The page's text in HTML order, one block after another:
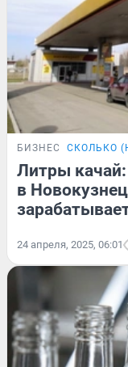
БИЗНЕС СКОЛЬКО
Литры качай:
в
24 апреля, 2025, 06:01